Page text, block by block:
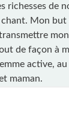
richesses de
Mon but
de façon à
active, au
maman.